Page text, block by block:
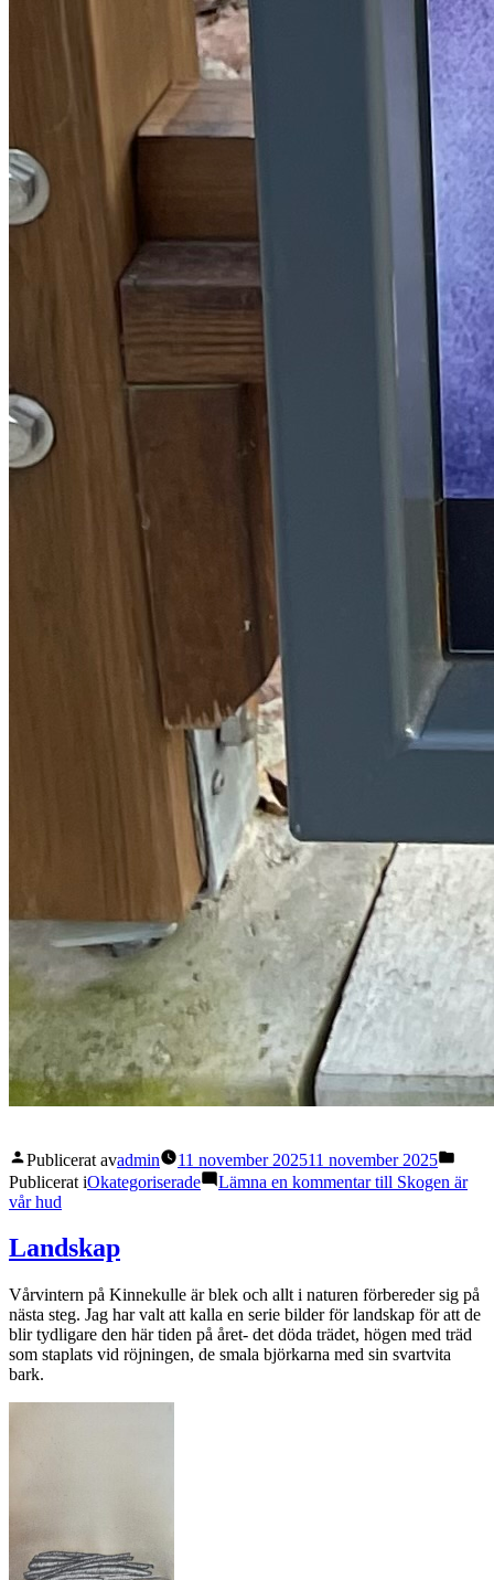
Publicerat avadmin 11 november 202511 november 2025
Publicerat iOkategoriserade Lämna en kommentartill Skogen är
vår hud
Landskap
Vårvintern på Kinnekulle är blek och allt i naturen förbereder sig på
nästa steg. Jag har valt att kalla en serie bilder för landskap för att de
blir tydligare den här tiden på året- det döda trädet, högen med träd
som staplats vid röjningen, de smala björkarna med sin svartvita
bark.